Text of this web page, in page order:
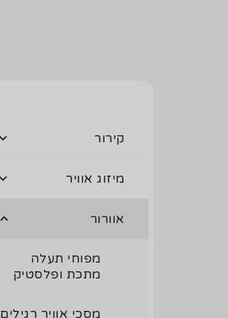
קירור
מיזוג אוויר
אוורור
מפוחי תעלה
מתכת ופלסטיק
מסכי אוויר רגילים